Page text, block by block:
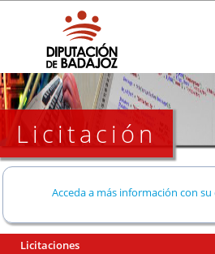
Licitación
Acceda a más información con
Licitaciones